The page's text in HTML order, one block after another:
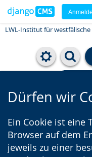
LWL-Institut für
Dürfen wir
Ein Cookie ist eine
Browser auf dem
jeweils zu einer